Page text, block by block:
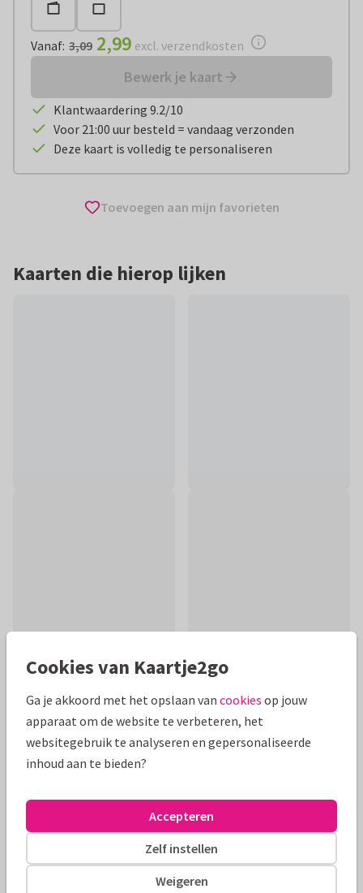
Vanaf: 3,09 2,99 excl. verzendkosten
Bewerk je kaart
Klantwaardering 9.2/10
Voor 21:00 uur besteld = vandaag verzonden
Deze kaart is volledig te personaliseren
Toevoegen aan mijn favorieten
Kaarten die hierop lijken
Productinformatie
Kaart met een leuke woordgrap voor de zieke! Mooie
typografie met getekend oog op papierlook achtergrond.
Alle kaarten zijn helemaal naar wens aan te passen
Els Lucker Design
Cookies van Kaartje2go
Ga je akkoord met het opslaan van cookies op jouw
apparaat om de website te verbeteren, het
websitegebruik te analyseren en gepersonaliseerde
inhoud aan te bieden?
Weigeren
Zelf instellen
Accepteren